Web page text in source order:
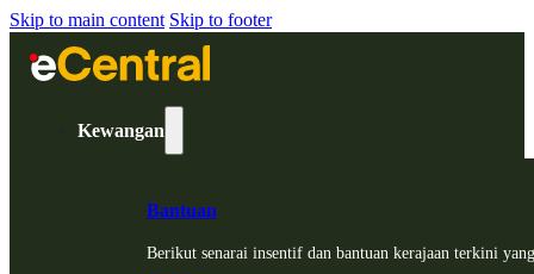
Skip to main content Skip to footer
Kewangan
Bantuan
Berikut senarai insentif dan bantuan kerajaan terkini